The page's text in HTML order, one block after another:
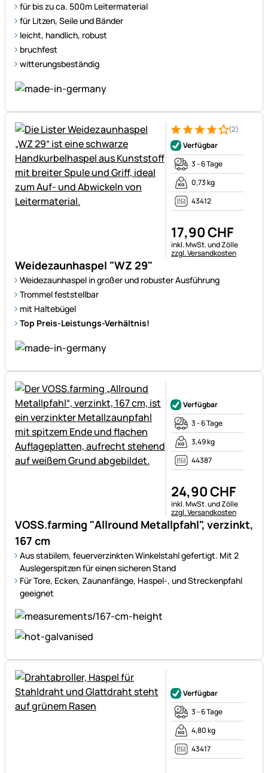
für bis zu ca. 500m Leitermaterial
für Litzen, Seile und Bänder
leicht, handlich, robust
bruchfest
witterungsbeständig
Weidezaunhaspel "WZ 29"
Weidezaunhaspel in großer und robuster Ausführung
Trommel feststellbar
mit Haltebügel
Top Preis-Leistungs-Verhältnis!
Bewertung: 4 von 5 (2
2 Bewertungen
(2)
Verfügbar
3 - 6 Tage
0,73 kg
43412
17,90CHF
Steuerhinweis:
inkl. MwSt. und Zölle
zzgl. Versandkosten
VOSS.farming "Allround Metallpfahl", verzinkt,
167 cm
Aus stabilem, feuerverzinkten Winkelstahl gefertigt. Mit 2
Auslegerspitzen für einen sicheren Stand
Für Tore, Ecken, Zaunanfänge, Haspel-, und Streckenpfahl
geeignet
Verfügbar
3 - 6 Tage
3,49 kg
44387
24,90CHF
Steuerhinweis:
inkl. MwSt. und Zölle
zzgl. Versandkosten
Verfügbar
3 - 6 Tage
4,80 kg
43417